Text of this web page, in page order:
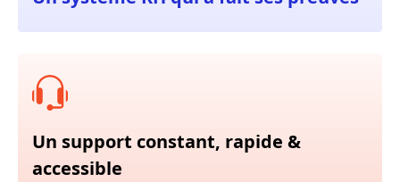
Un support constant, rapide &
accessible